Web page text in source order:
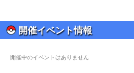
開催イベント情報
開催中のイベントはありません